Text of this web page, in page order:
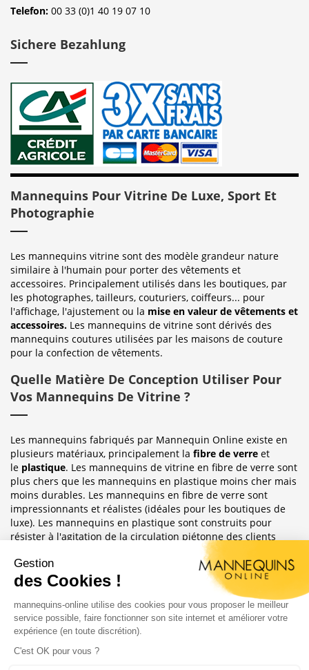
Telefon: 00 33 (0)1 40 19 07 10
Sichere Bezahlung
Mannequins Pour Vitrine De Luxe, Sport Et
Photographie
Les mannequins vitrine sont des modèle grandeur nature
similaire à l'humain pour porter des vêtements et
accessoires. Principalement utilisés dans les boutiques, par
les photographes, tailleurs, couturiers, coiffeurs... pour
l'affichage, l'ajustement ou la mise en valeur de vêtements et
accessoires. Les mannequins de vitrine sont dérivés des
mannequins coutures utilisées par les maisons de couture
pour la confection de vêtements.
Quelle Matière De Conception Utiliser Pour
Vos Mannequins De Vitrine ?
Les mannequins fabriqués par Mannequin Online existe en
plusieurs matériaux, principalement la fibre de verre et
le plastique. Les mannequins de vitrine en fibre de verre sont
plus chers que les mannequins en plastique moins cher mais
moins durables. Les mannequins en fibre de verre sont
impressionnants et réalistes (idéales pour les boutiques de
luxe). Les mannequins en plastique sont construits pour
résister à l'agitation de la circulation piétonne des clients
habituellement observée dans le magasin où ils sont placés.
Sublimez Vos Boutiques, Vitrines Et
Les mannequins sont idéales pour les magasins de détail, en
étalages de magasin ou décoration de vitrine. Ils ont